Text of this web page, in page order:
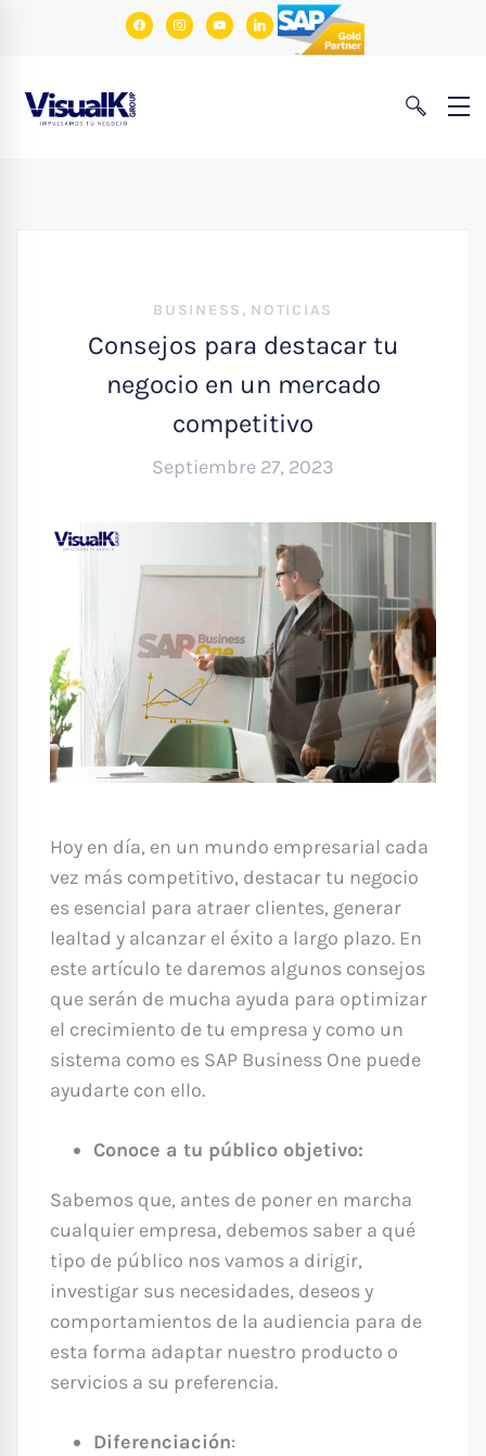
facebookinstagram
youtubelinkedin
BUSINESS , NOTICIAS
Consejos para destacar tu
negocio en un mercado
competitivo
Septiembre 27, 2023
Hoy en día, en un mundo empresarial cada
vez más competitivo, destacar tu negocio
es esencial para atraer clientes, generar
lealtad y alcanzar el éxito a largo plazo. En
este artículo te daremos algunos consejos
que serán de mucha ayuda para optimizar
el crecimiento de tu empresa y como un
sistema como es SAP Business One puede
ayudarte con ello.
Conoce a tu público objetivo:
Sabemos que, antes de poner en marcha
cualquier empresa, debemos saber a qué
tipo de público nos vamos a dirigir,
investigar sus necesidades, deseos y
comportamientos de la audiencia para de
esta forma adaptar nuestro producto o
servicios a su preferencia.
Diferenciación: